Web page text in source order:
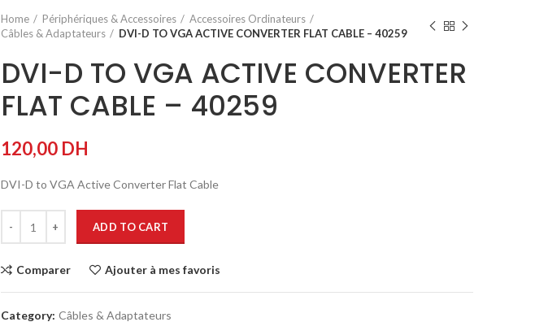
Home Périphériques & Accessoires
Accessoires Ordinateurs
Câbles & Adaptateurs
DVI-D TO VGA ACTIVE CONVERTER FLAT CABLE – 40259
DVI-D TO VGA ACTIVE CONVERTER
FLAT CABLE – 40259
120,00 DH
DVI-D to VGA Active Converter Flat Cable
ADD TO CART
Comparer Ajouter à mes favoris
Category: Câbles & Adaptateurs